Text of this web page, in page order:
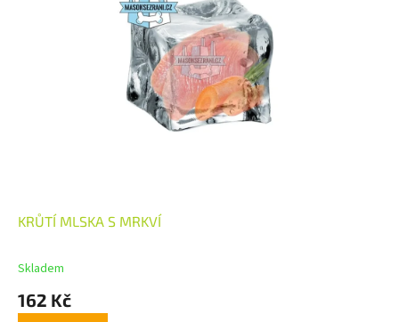
KRŮTÍ MLSKA S MRKVÍ
Skladem
162 Kč